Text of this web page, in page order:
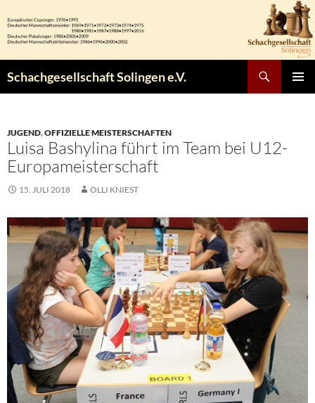
Inhalt
springen
Schachgesellschaft Solingen e.V.
JUGEND,OFFIZIELLE MEISTERSCHAFTEN
Luisa Bashylina führt im Team bei U12-
Europameisterschaft
15. JULI 2018 OLLI KNIEST